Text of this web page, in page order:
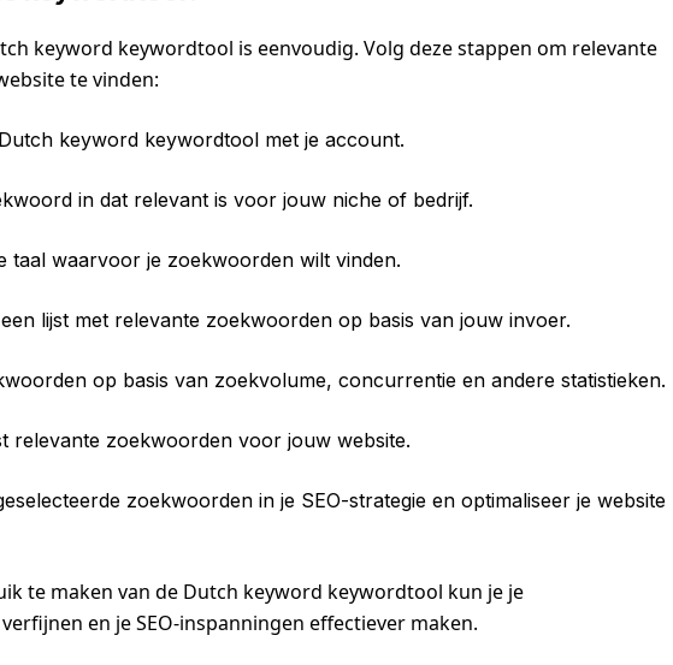
keyword keywordtool is eenvoudig. Volg deze stappen om relevante
te vinden:
keyword keywordtool met je account.
in dat relevant is voor jouw niche of bedrijf.
taal waarvoor je zoekwoorden wilt vinden.
lijst met relevante zoekwoorden op basis van jouw invoer.
op basis van zoekvolume, concurrentie en andere statistieken.
relevante zoekwoorden voor jouw website.
zoekwoorden in je SEO-strategie en optimaliseer je website
te maken van de Dutch keyword keywordtool kun je je
en je SEO-inspanningen effectiever maken.